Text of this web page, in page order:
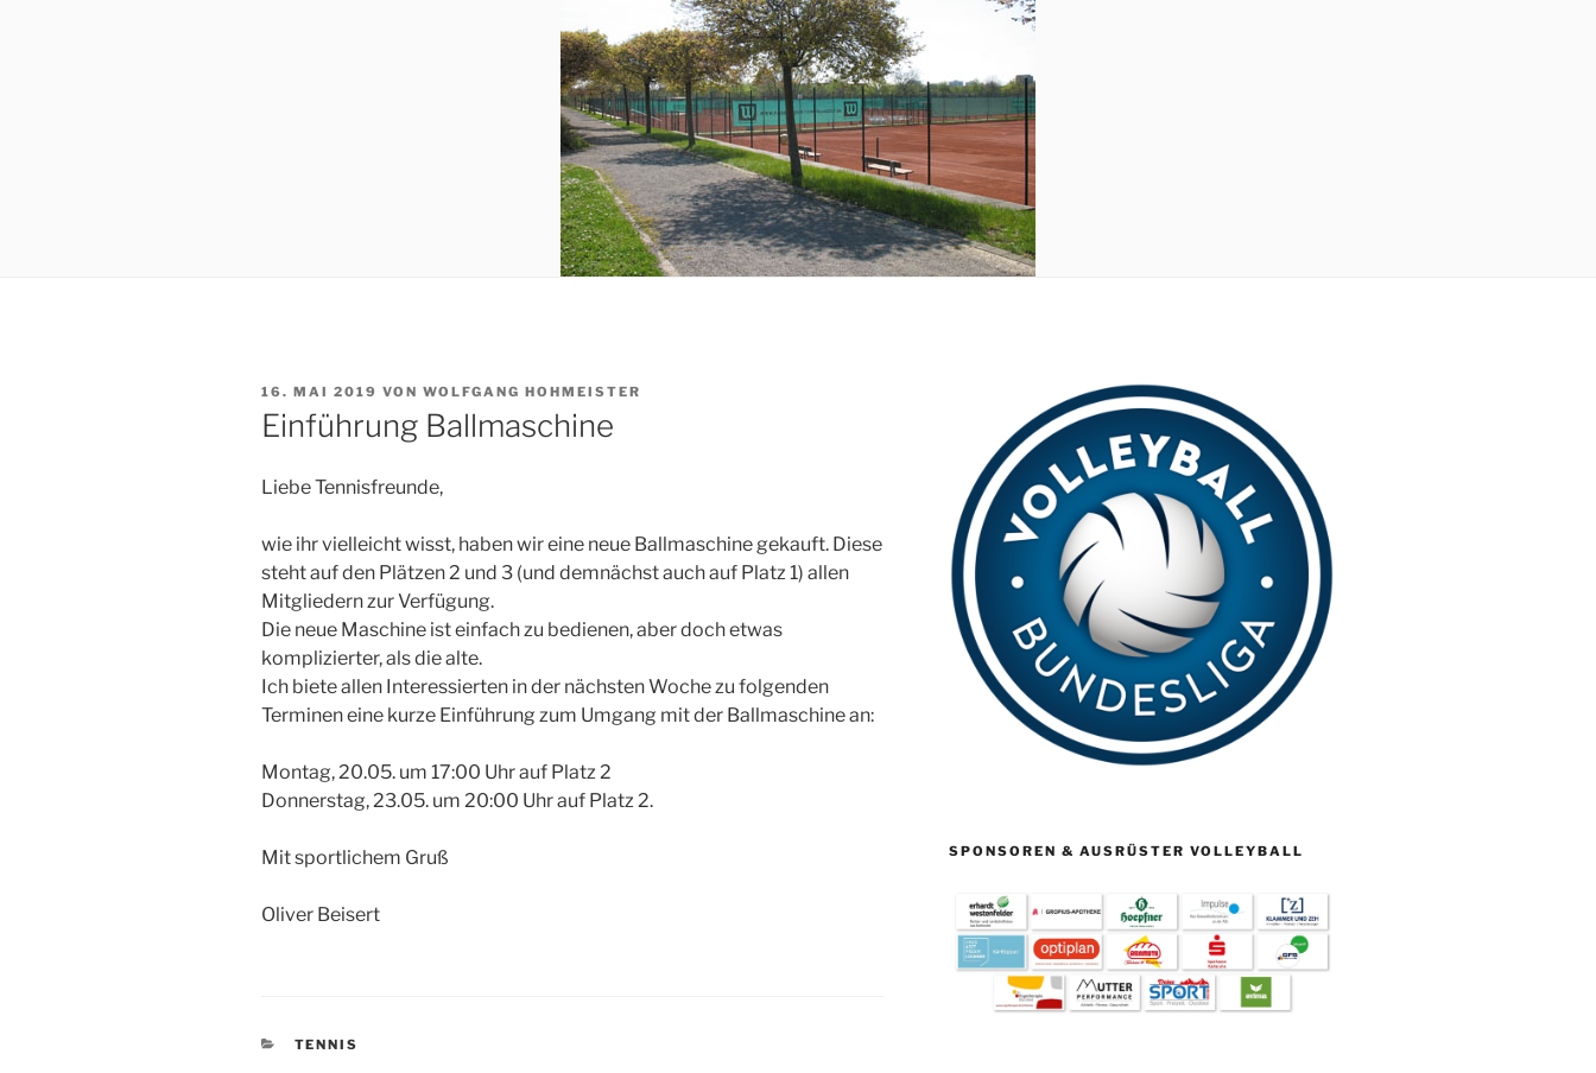
VERÖFFENTLICHT
AM
16. MAI 2019 VON WOLFGANG HOHMEISTER
Einführung Ballmaschine
Liebe Tennisfreunde,
wie ihr vielleicht wisst, haben wir eine neue Ballmaschine gekauft. Diese
steht auf den Plätzen 2 und 3 (und demnächst auch auf Platz 1) allen
Mitgliedern zur Verfügung.
Die neue Maschine ist einfach zu bedienen, aber doch etwas
komplizierter, als die alte.
Ich biete allen Interessierten in der nächsten Woche zu folgenden
Terminen eine kurze Einführung zum Umgang mit der Ballmaschine an:
Montag, 20.05. um 17:00 Uhr auf Platz 2
Donnerstag, 23.05. um 20:00 Uhr auf Platz 2.
Mit sportlichem Gruß
Oliver Beisert
KATEGORIEN
TENNIS
SPONSOREN & AUSRÜSTER VOLLEYBALL